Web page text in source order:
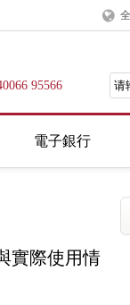
95566
電子銀行
實際使用情